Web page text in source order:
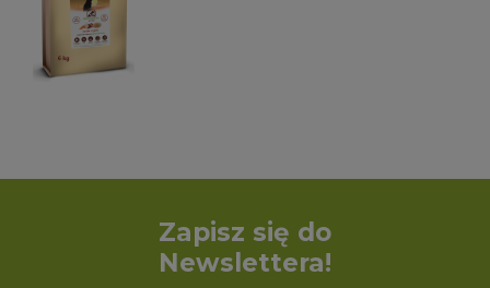
Zapisz się do
Newslettera!